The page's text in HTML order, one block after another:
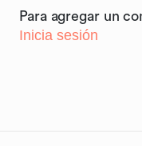
Para agregar un
Inicia sesión